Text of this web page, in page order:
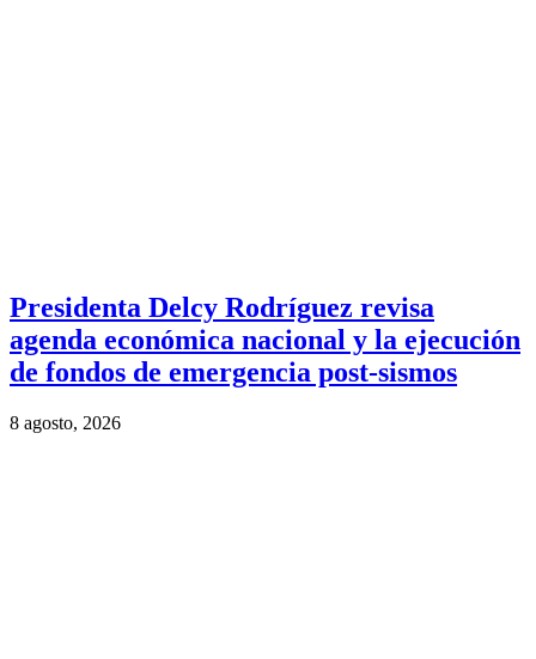
Presidenta Delcy Rodríguez revisa
agenda económica nacional y la ejecución
de fondos de emergencia post-sismos
8 agosto, 2026